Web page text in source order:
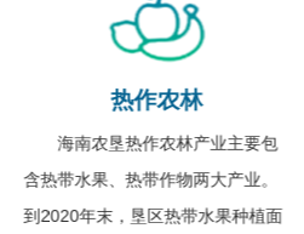
热作农林
海南农垦热作农林产业主要包
含热带水果、热带作物两大产业。
到2020年末，垦区热带水果种植面